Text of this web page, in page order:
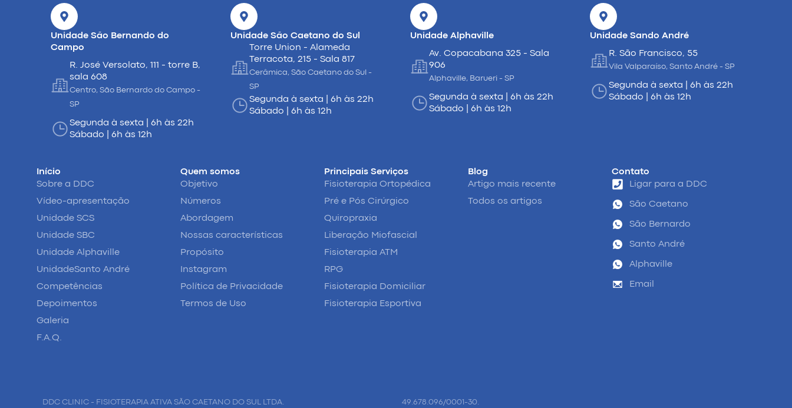
Unidade São Bernando do
Campo
R. José Versolato, 111 - torre B,
sala 608
Centro, São Bernardo do Campo -
SP
Segunda à sexta | 6h às 22h
Sábado | 6h às 12h
Unidade São Caetano do Sul
Torre Union - Alameda
Terracota, 215 - Sala 817
Cerâmica, São Caetano do Sul -
SP
Segunda à sexta | 6h às 22h
Sábado | 6h às 12h
Unidade Alphaville
Av. Copacabana 325 - Sala
906
Alphaville, Barueri - SP
Segunda à sexta | 6h às 22h
Sábado | 6h às 12h
Unidade Sando André
R. São Francisco, 55
Vila Valparaíso, Santo André - SP
Segunda à sexta | 6h às 22h
Sábado | 6h às 12h
Início
Sobre a DDC
Vídeo-apresentação
Unidade SCS
Unidade SBC
Unidade Alphaville
UnidadeSanto André
Competências
Depoimentos
Galeria
F.A.Q.
Quem somos
Objetivo
Números
Abordagem
Nossas características
Propósito
Instagram
Política de Privacidade
Termos de Uso
Principais Serviços
Fisioterapia Ortopédica
Pré e Pós Cirúrgico
Quiropraxia
Liberação Miofascial
Fisioterapia ATM
RPG
Fisioterapia Domiciliar
Fisioterapia Esportiva
Blog
Artigo mais recente
Todos os artigos
Contato
Ligar para a DDC
São Caetano
São Bernardo
Santo André
Alphaville
Email
DDC CLINIC - FISIOTERAPIA ATIVA SÃO CAETANO DO SUL LTDA. 49.678.096/0001-30.